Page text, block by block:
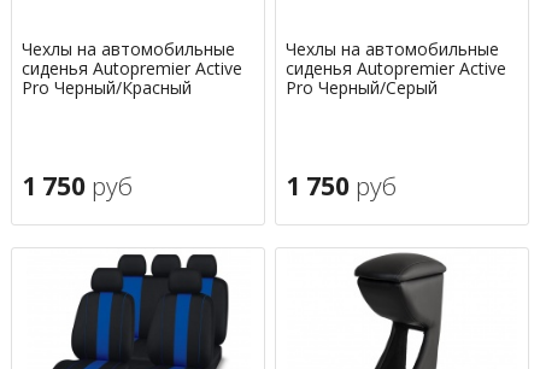
Чехлы на автомобильные
сиденья Autopremier Active
Pro Черный/Красный
1 750 руб
Чехлы на автомобильные
сиденья Autopremier Active
Pro Черный/Серый
1 750 руб